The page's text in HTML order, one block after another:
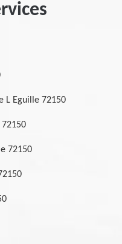
L Eguille 72150
72150